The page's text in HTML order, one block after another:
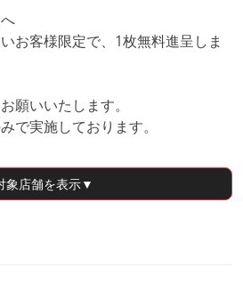
お客様限定で、1枚無料進呈しま
願いいたします。
で実施しております。
象店舗を表示▼